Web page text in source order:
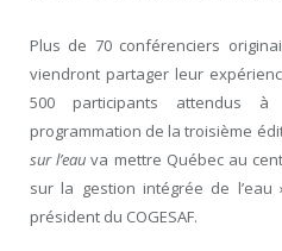
Plus de 70 conférenciers
viendront partager leur
500 participants attendus
programmation de la troisième
sur l’eauva mettre Québec au
sur la gestion intégrée de l’eau
président du COGESAF.